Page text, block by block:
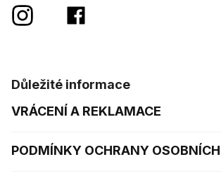
Důležité informace
VRÁCENÍ A REKLAMACE
PODMÍNKY OCHRANY